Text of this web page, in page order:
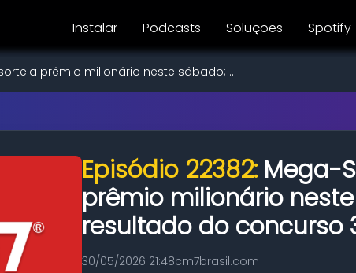
Instalar Podcasts Soluções Spotify
prêmio milionário neste sábado; ...
Episódio 22382: Mega-
prêmio milionário
resultado do concurso
30/05/2026 21:48cm7brasil.com